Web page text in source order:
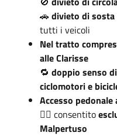
🚗 divieto di
tutti i veicoli
Nel tratto
alle Clarisse
🔁 doppio senso
ciclomotori e
Accesso pedonale
🚶‍♂️ consentito
Malpertuso